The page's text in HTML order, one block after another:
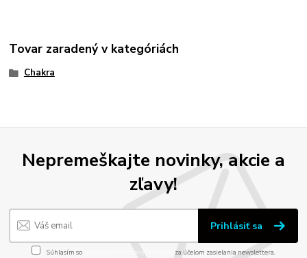
Tovar zaradený v kategóriách
Chakra
Nepremeškajte novinky, akcie a
zľavy!
Prihlásiť sa
Súhlasím so spracovaním osobných údajov za účelom zasielania newslettera.